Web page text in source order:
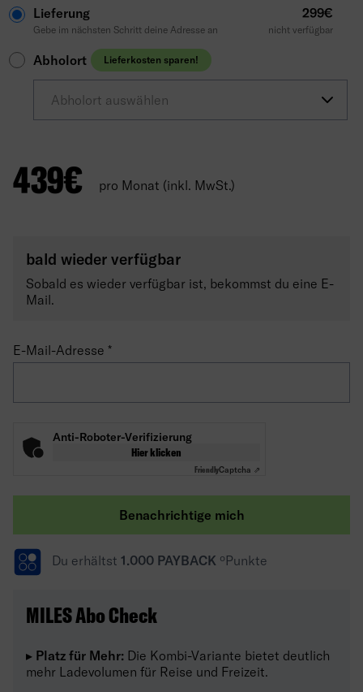
Lieferung
Gebe im nächsten Schritt deine Adresse an
299€
nicht verfügbar
Abholort Lieferkosten sparen!
Abholort auswählen
439€ pro Monat (inkl. MwSt.)
bald wieder verfügbar
Sobald es wieder verfügbar ist, bekommst du eine E-
Mail.
E-Mail-Adresse
Anti-Roboter-Verifizierung
Hier klicken
FriendlyCaptcha ⇗
Benachrichtige mich
Du erhältst 1.000 PAYBACK ºPunkte
MILES Abo Check
▸ Platz für Mehr: Die Kombi-Variante bietet deutlich
mehr Ladevolumen für Reise und Freizeit.